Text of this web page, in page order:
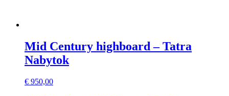
Mid Century highboard – Tatra
Nabytok
€ 950,00